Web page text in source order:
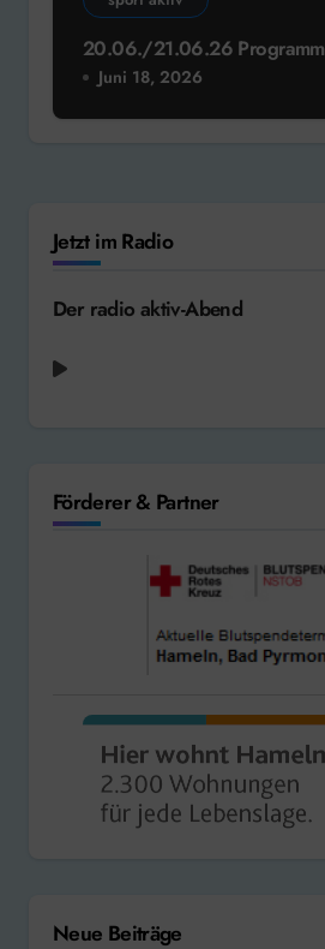
20.06./21.06.26 Programm
Juni 18, 2026
Jetzt im Radio
Der radio aktiv-Abend
Förderer & Partner